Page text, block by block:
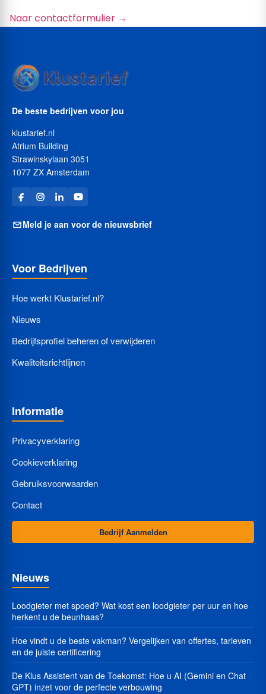
Naar contactformulier →
De beste bedrijven voor jou
klustarief.nl
Atrium Building
Strawinskylaan 3051
1077 ZX Amsterdam
Meld je aan voor de nieuwsbrief
Voor Bedrijven
Hoe werkt Klustarief.nl?
Nieuws
Bedrijfsprofiel beheren of verwijderen
Kwaliteitsrichtlijnen
Informatie
Privacyverklaring
Cookieverklaring
Gebruiksvoorwaarden
Contact
Bedrijf Aanmelden
Nieuws
Loodgieter met spoed? Wat kost een loodgieter per uur en hoe
herkent u de beunhaas?
Hoe vindt u de beste vakman? Vergelijken van offertes, tarieven
en de juiste certificering
De Klus Assistent van de Toekomst: Hoe u AI (Gemini en Chat
GPT) inzet voor de perfecte verbouwing